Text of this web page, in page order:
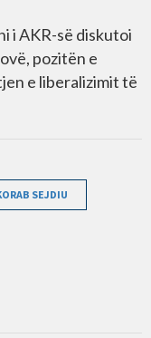
i AKR-së diskutoi
pozitën e
e liberalizimit të
SEJDIU